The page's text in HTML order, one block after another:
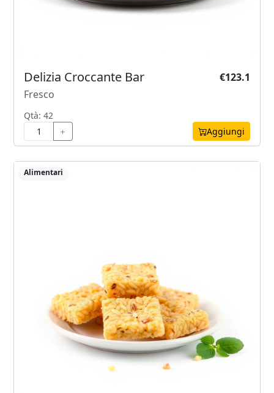
Delizia Croccante Bar
Fresco
€123.1
Qtà: 42
Aggiungi
Alimentari